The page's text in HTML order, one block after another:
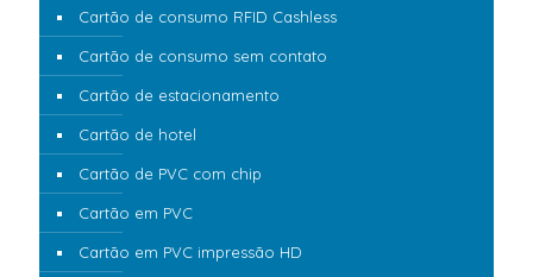
Cartão de consumo RFID Cashless
Cartão de consumo sem contato
Cartão de estacionamento
Cartão de hotel
Cartão de PVC com chip
Cartão em PVC
Cartão em PVC impressão HD